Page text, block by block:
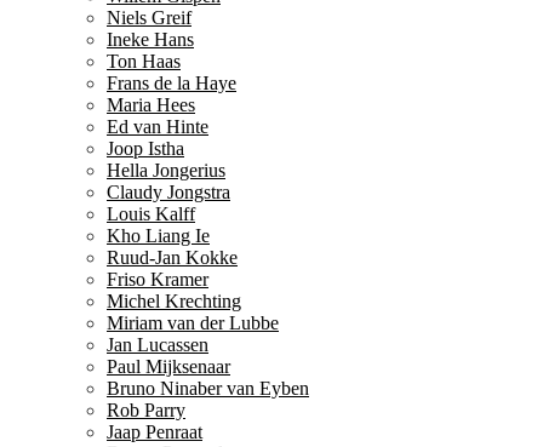
Niels Greif
Ineke Hans
Ton Haas
Frans de la Haye
Maria Hees
Ed van Hinte
Joop Istha
Hella Jongerius
Claudy Jongstra
Louis Kalff
Kho Liang Ie
Ruud-Jan Kokke
Friso Kramer
Michel Krechting
Miriam van der Lubbe
Jan Lucassen
Paul Mijksenaar
Bruno Ninaber van Eyben
Rob Parry
Jaap Penraat